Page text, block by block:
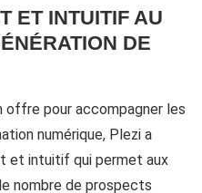
ET INTUITIF AU
DE
offre pour accompagner les
numérique, Plezi a
et intuitif qui permet aux
nombre de prospects